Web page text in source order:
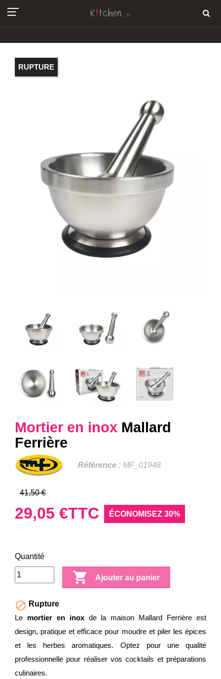
RUPTURE
Mortier en inox Mallard
Ferrière
Référence : MF_01948
41,50 €
29,05 €TTC ÉCONOMISEZ 30%
Quantité
 Ajouter au panier
 Rupture
Le mortier en inoxde la maison Mallard Ferrière est
design, pratique et efficace pour moudre et piler les épices
et les herbes aromatiques. Optez pour une qualité
professionnelle pour réaliser vos cocktails et préparations
culinaires.